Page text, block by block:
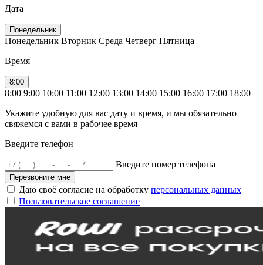
Дата
Понедельник
Понедельник Вторник Среда Четверг Пятница
Время
8:00
8:00 9:00 10:00 11:00 12:00 13:00 14:00 15:00 16:00 17:00 18:00
Укажите удобную для вас дату и время, и мы обязательно
свяжемся с вами в рабочее время
Введите телефон
Введите номер телефона
Перезвоните мне
Даю своё согласие на обработку персональных данных
Пользовательское соглашение